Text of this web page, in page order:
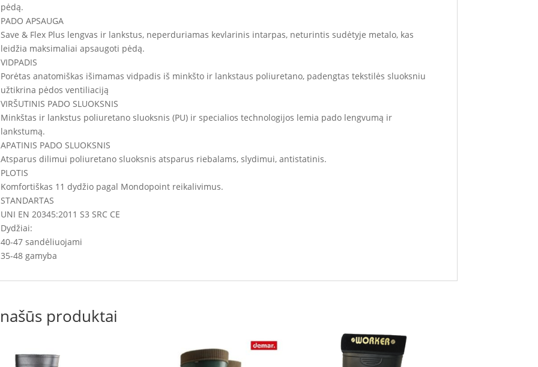
pėdą.
PADO APSAUGA
Save & Flex Plus lengvas ir lankstus, neperduriamas kevlarinis intarpas, neturintis sudėtyje metalo, kas
leidžia maksimaliai apsaugoti pėdą.
VIDPADIS
Porėtas anatomiškas išimamas vidpadis iš minkšto ir lankstaus poliuretano, padengtas tekstilės sluoksniu
užtikrina pėdos ventiliaciją
VIRŠUTINIS PADO SLUOKSNIS
Minkštas ir lankstus poliuretano sluoksnis (PU) ir specialios technologijos lemia pado lengvumą ir
lankstumą.
APATINIS PADO SLUOKSNIS
Atsparus dilimui poliuretano sluoksnis atsparus riebalams, slydimui, antistatinis.
PLOTIS
Komfortiškas 11 dydžio pagal Mondopoint reikalivimus.
STANDARTAS
UNI EN 20345:2011 S3 SRC CE
Dydžiai:
40-47 sandėliuojami
35-48 gamyba
produktai